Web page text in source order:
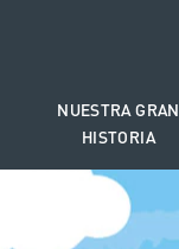
NUESTRA GRAN
HISTORIA